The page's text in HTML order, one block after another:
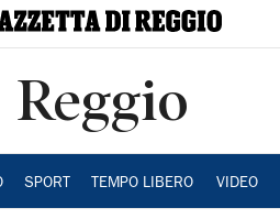
Reggio
SPORT TEMPO LIBERO VIDEO